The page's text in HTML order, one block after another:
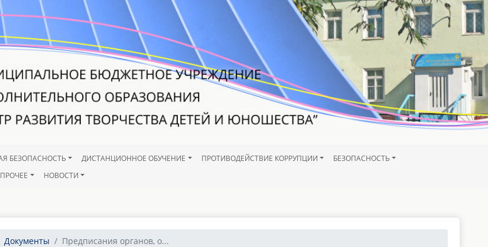
БЕЗОПАСНОСТЬ ДИСТАНЦИОННОЕ ОБУЧЕНИЕ ПРОТИВОДЕЙСТВИЕ КОРРУПЦИИ
БЕЗОПАСНОСТЬ
ПРОЧЕЕ НОВОСТИ
Документы Предписания органов, о...